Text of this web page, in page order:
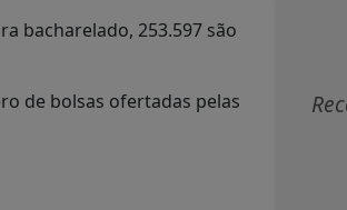
bacharelado, 253.597 são
de bolsas ofertadas pelas